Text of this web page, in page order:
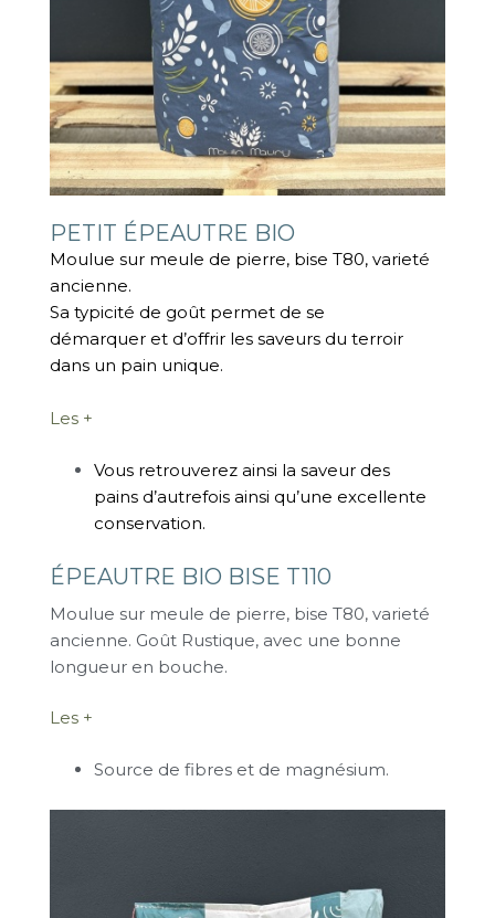
PETIT ÉPEAUTRE BIO
Moulue sur meule de pierre, bise T80, varieté
ancienne.
Sa typicité de goût permet de se
démarquer et d’offrir les saveurs du terroir
dans un pain unique.
Les +
Vous retrouverez ainsi la saveur des
pains d’autrefois ainsi qu’une excellente
conservation.
ÉPEAUTRE BIO BISE T110
Moulue sur meule de pierre, bise T80, varieté
ancienne. Goût Rustique, avec une bonne
longueur en bouche.
Les +
Source de fibres et de magnésium.